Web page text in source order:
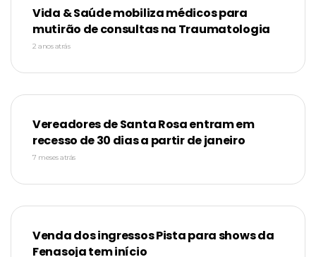
Vida & Saúde mobiliza médicos para
mutirão de consultas na Traumatologia
2 anos atrás
Vereadores de Santa Rosa entram em
recesso de 30 dias a partir de janeiro
7 meses atrás
Venda dos ingressos Pista para shows da
Fenasoja tem início